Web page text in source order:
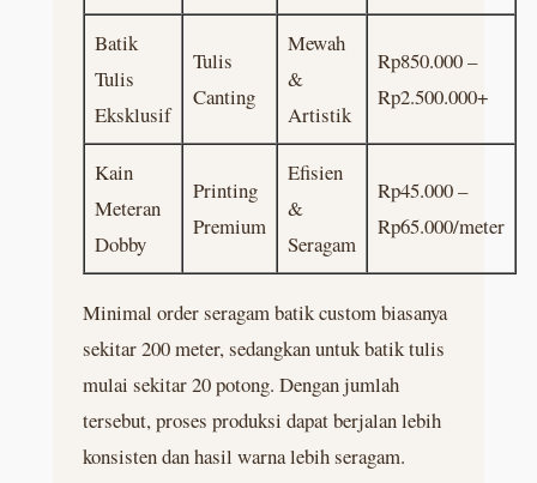
Batik
Tulis
Eksklusif
Tulis
Canting
Mewah
&
Artistik
Rp850.000 –
Rp2.500.000+
Kain
Meteran
Dobby
Printing
Premium
Efisien
&
Seragam
Rp45.000 –
Rp65.000/meter
Minimal order seragam batik custom biasanya
sekitar 200 meter, sedangkan untuk batik tulis
mulai sekitar 20 potong. Dengan jumlah
tersebut, proses produksi dapat berjalan lebih
konsisten dan hasil warna lebih seragam.